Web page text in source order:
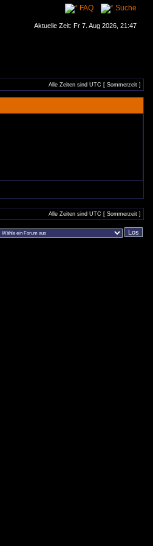
FAQ Suche
Aktuelle Zeit: Fr 7. Aug 2026, 21:47
Alle Zeiten sind UTC [ Sommerzeit ]
Alle Zeiten sind UTC [ Sommerzeit ]